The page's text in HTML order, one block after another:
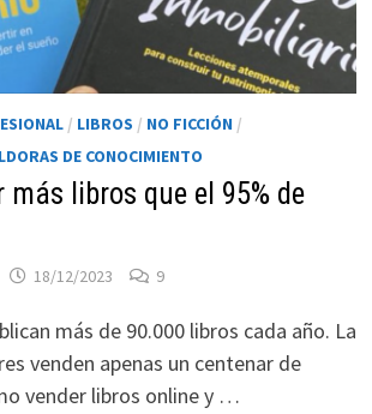
/ LIBROS / NO FICCIÓN /
DE CONOCIMIENTO
más libros que el 95% de
18/12/2023 9
más de 90.000 libros cada año. La
venden apenas un centenar de
vender libros online y …